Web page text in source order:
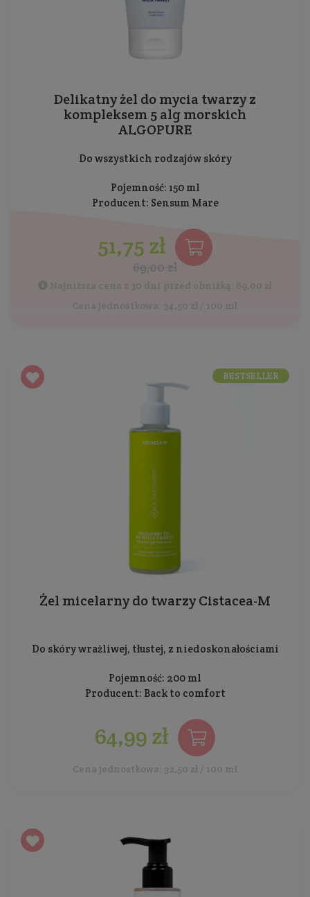
Delikatny żel do mycia twarzy z
kompleksem 5 alg morskich
ALGOPURE
Do wszystkich rodzajów skóry
Pojemność: 150 ml
Producent: Sensum Mare
51,75 zł
69,00 zł
Najniższa cena z 30 dni przed obniżką: 69,00 zł
Cena jednostkowa: 34,50 zł / 100 ml
Żel micelarny do twarzy Cistacea-M
Do skóry wrażliwej, tłustej, z niedoskonałościami
Pojemność: 200 ml
Producent: Back to comfort
64,99 zł
Cena jednostkowa: 32,50 zł / 100 ml
BESTSELLER